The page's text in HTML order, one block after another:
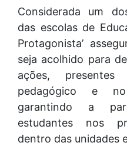
Considerada um
das escolas de
Protagonista’
seja acolhido para
ações,
pedagógico e
garantindo a
estudantes nos
dentro das unidades